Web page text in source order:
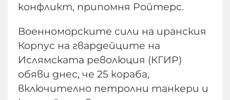
конфликт, припомня Ройтерс.
Военноморските сили на иранския
Корпус на гвардейците на
Ислямската революция (КГИР)
обяви днес, че 25 кораба,
включително петролни танкери и